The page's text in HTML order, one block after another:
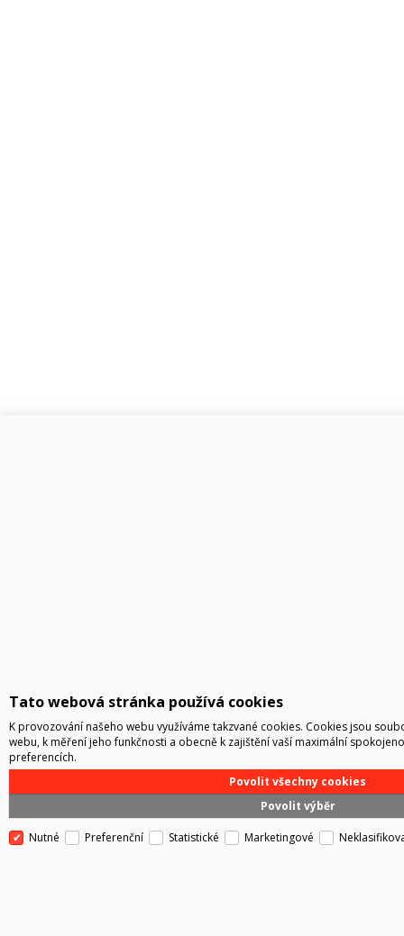
Tato webová stránka používá cookies
K provozování našeho webu využíváme takzvané cookies. Cookies jsou
webu, k měření jeho funkčnosti a obecně k zajištění vaší maximální
preferencích.
Povolit výběr
Povolit všechny cookies
Nutné Preferenční Statistické Marketingové